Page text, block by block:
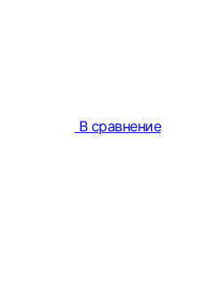
В сравнение